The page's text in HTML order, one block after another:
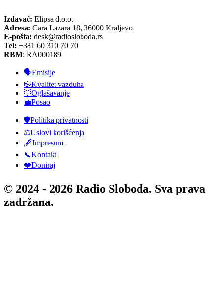
Izdavač: Elipsa d.o.o.
Adresa: Cara Lazara 18, 36000 Kraljevo
E-pošta: desk@radiosloboda.rs
Tel: +381 60 310 70 70
RBM: RA000189
🗣️Emisije
🍃Kvalitet vazduha
💡Oglašavanje
💼Posao
🛡️Politika privatnosti
⚖️Uslovi korišćenja
🖋️Impresum
📞Kontakt
❤️Doniraj
© 2024 - 2026 Radio Sloboda. Sva prava
zadržana.